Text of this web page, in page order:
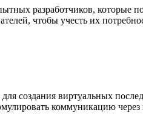
разработчиков,
чтобы учесть их
создания виртуальных
коммуникацию